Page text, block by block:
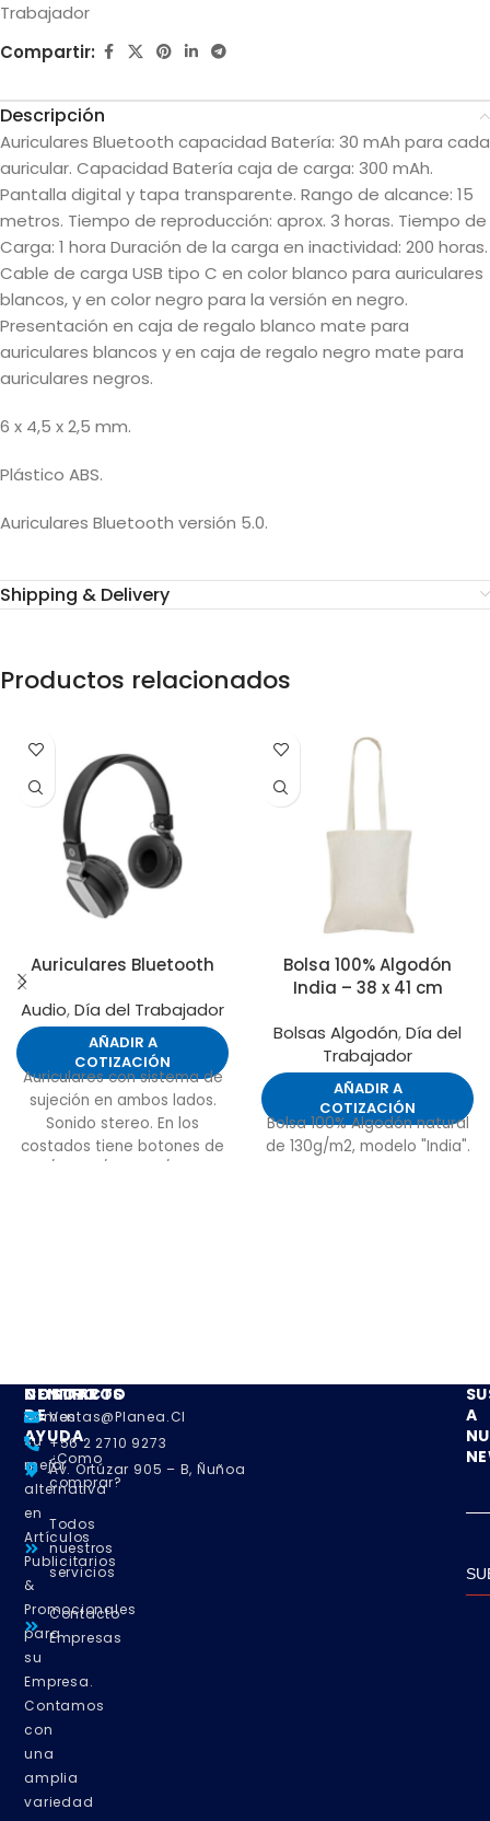
Trabajador
Compartir:
Descripción
Auriculares Bluetooth capacidad Batería: 30 mAh para cada
auricular. Capacidad Batería caja de carga: 300 mAh.
Pantalla digital y tapa transparente. Rango de alcance: 15
metros. Tiempo de reproducción: aprox. 3 horas. Tiempo de
Carga: 1 hora Duración de la carga en inactividad: 200 horas.
Cable de carga USB tipo C en color blanco para auriculares
blancos, y en color negro para la versión en negro.
Presentación en caja de regalo blanco mate para
auriculares blancos y en caja de regalo negro mate para
auriculares negros.
6 x 4,5 x 2,5 mm.
Plástico ABS.
Auriculares Bluetooth versión 5.0.
Shipping & Delivery
Productos relacionados
Auriculares Bluetooth
Audio,Día del Trabajador
AÑADIR A
COTIZACIÓN
Auriculares con sistema de
sujeción en ambos lados.
Sonido stereo. En los
costados tiene botones de
Bolsa 100% Algodón
India – 38 x 41 cm
Bolsas Algodón,Día del
Trabajador
AÑADIR A
COTIZACIÓN
Bolsa 100% Algodón natural
de 130g/m2, modelo "India".
NOSOTROS
Somos
su
mejor
alternativa
en
Artículos
Publicitarios
&
Promocionales
para
su
Empresa.
Contamos
con
una
amplia
variedad
CENTRO
DE
AYUDA
¿Como
comprar?
Todos
nuestros
servicios
Contacto
Empresas
CONTACTO
Ventas@planea.cl
+56 2 2710 9273
Av. Ortúzar 905 – B, Ñuñoa
A